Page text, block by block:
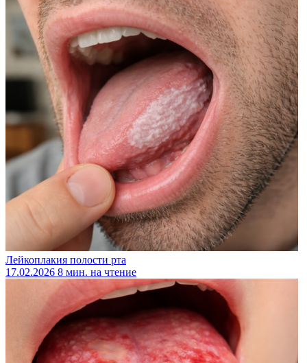
Лейкоплакия полости рта
17.02.2026 8 мин. на чтение